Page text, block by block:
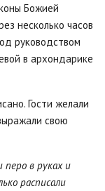
Божией
несколько часов
руководством
в архондарике
Гости желали
свою
в руках и
расписали